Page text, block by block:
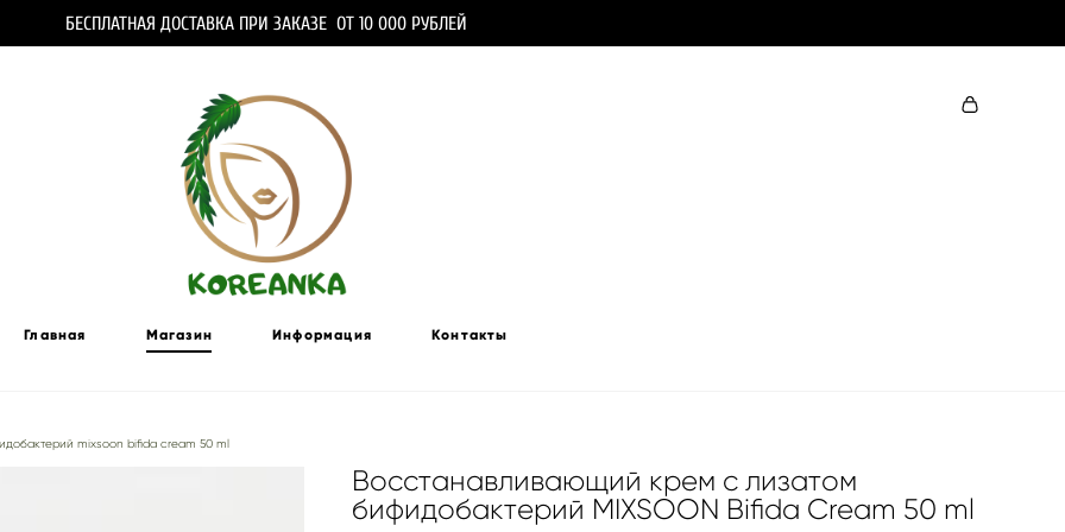
БЕСПЛАТНАЯ ДОСТАВКА ПРИ ЗАКАЗЕ ОТ 10 000 РУБЛЕЙ
Главная Магазин Информация Контакты
mixsoon bifida cream 50 ml
Восстанавливающий крем с лизатом
бифидобактерий MIXSOON Bifida Cream 50 ml